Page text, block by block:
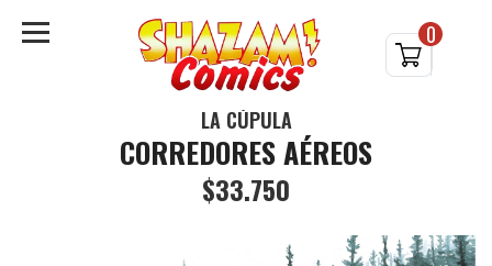
0
LA CÚPULA
CORREDORES AÉREOS
$33.750